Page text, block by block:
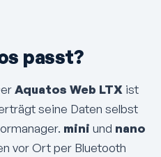
passt?
Aquatos Web LTX ist
seine Daten selbst
mini und nano
vor Ort per Bluetooth